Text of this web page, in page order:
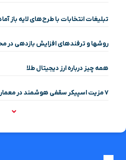
تبلیغات انتخابات با طرح‌های لایه باز
روشها و ترفندهای افزایش بازدهی در
همه چیز درباره ارز دیجیتال طلا
۷ مزیت اسپیکر سقفی هوشمند در معماری خانه‌ های مدرن